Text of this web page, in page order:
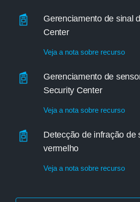
Gerenciamento de sinal
Center
Veja a nota sobre recurso
Gerenciamento de
Security Center
Veja a nota sobre recurso
Detecção de infração de
vermelho
Veja a nota sobre recurso